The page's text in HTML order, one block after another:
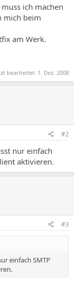
ich machen
mich beim
am Werk.
bearbeitet: 1. Dez. 2008
#2
nur einfach
aktivieren.
#3
einfach SMTP